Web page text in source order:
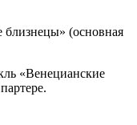
(основная
«Венецианские